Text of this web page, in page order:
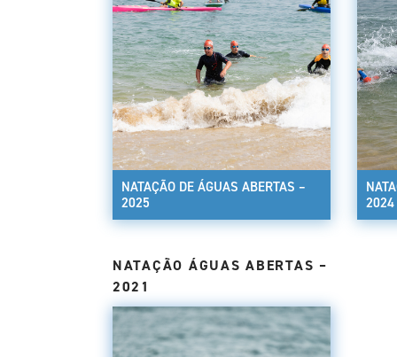
NATAÇÃO DE ÁGUAS ABERTAS –
2025
2024
NATAÇÃO ÁGUAS ABERTAS –
2021